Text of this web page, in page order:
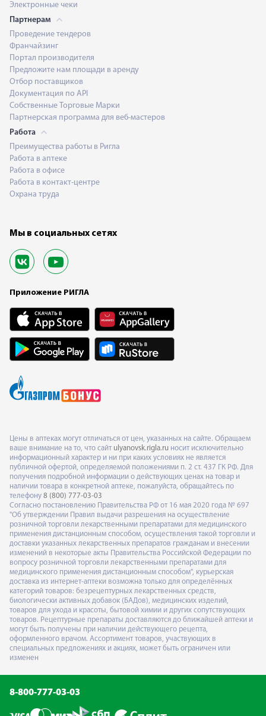
Электронные чеки
Партнерам
Проведение тендеров
Франчайзинг
Портал производителя
Предложите нам площади в аренду
Отбор поставщиков
Документация по API
Собственные Торговые Марки
Партнерская программа для веб-мастеров
Работа
Преимущества работы в Ригла
Работа в аптеке
Работа в офисе
Работа в контакт-центре
Охрана труда
Мы в социальных сетях
Приложение РИГЛА
Цены в аптеках могут отличаться от цен, указанных на сайте. Обращаем
ваше внимание на то, что сайт ulyanovsk.rigla.ru носит исключительно
информационный характер и ни при каких условиях не является
публичной офертой, определяемой положениями п. 2 ст. 437 ГК РФ. Для
получения подробной информации о действующих ценах на товар и
наличии товара в конкретной аптеке, пожалуйста, обращайтесь по
телефону 8 (800) 777-03-03
Согласно постановлению Правительства РФ от 16 мая 2020 года № 697
"Об утверждении Правил выдачи разрешения на осуществление
розничной торговли лекарственными препаратами для медицинского
применения дистанционным способом, осуществления такой торговли и
доставки указанных лекарственных препаратов гражданам и внесении
изменений в некоторые акты Правительства Российской Федерации по
вопросу розничной торговли лекарственными препаратами для
медицинского применения дистанционным способом", курьерская
доставка из интернет-аптеки возможна только для определённых
категорий товаров: безрецептурных лекарственных средств,
биологически активных добавок (БАДов), медицинских изделий,
товаров для ухода и красоты, бытовой химии и других сопутствующих
товаров. Рецептурные препараты доставляются до ближайшей аптеки и
могут быть получены при наличии действующего рецепта,
оформленного врачом. Ассортимент товаров, участвующих в
специальных предложениях и акциях, может быть ограничен или
изменен
8-800-777-03-03